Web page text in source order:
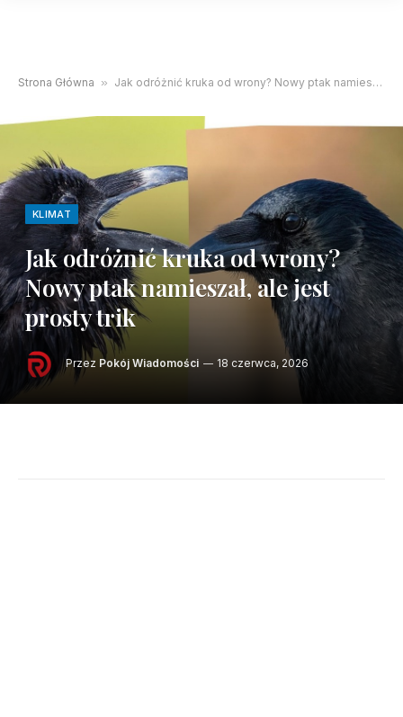
Strona Główna » Jak odróżnić kruka od wrony? Nowy ptak namieszał, ale jest prosty trik
KLIMAT
Jak odróżnić kruka od wrony?
Nowy ptak namieszał, ale jest
prosty trik
Przez Pokój Wiadomości 18 czerwca, 2026